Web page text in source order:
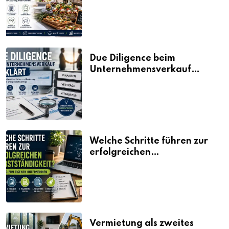
Due Diligence beim
Unternehmensverkauf
Welche Schritte führen zur
erfolgreichen
Vermietung als zweites